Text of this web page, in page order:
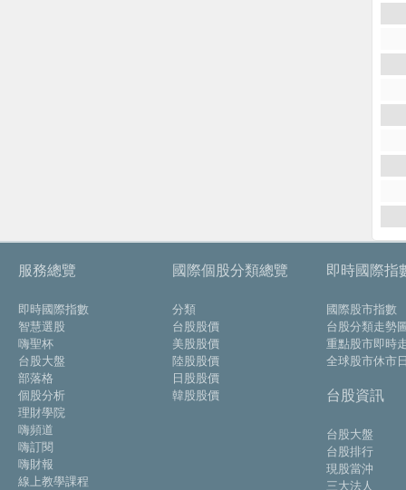
服務總覽
即時國際指數
智慧選股
嗨聖杯
台股大盤
部落格
個股分析
理財學院
嗨頻道
嗨訂閱
嗨財報
線上教學課程
國際個股分類總覽
分類
台股股價
美股股價
陸股股價
日股股價
韓股股價
即時國際指
國際股市指數
台股分類走勢
重點股市即時
全球股市休市
台股資訊
台股大盤
台股排行
現股當沖
三大法人